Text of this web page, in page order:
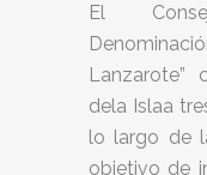
El
Lanzarote”
dela Islaa
lo largo de
objetivo de